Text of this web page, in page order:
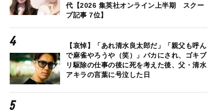
代【2026 集英社オンライン上半期 スクー
プ記事 7位】
【哀悼】「あれ清水良太郎だ」「親父も呼ん
で麻雀やろうや（笑）」バカにされ、ゴキブ
リ駆除の仕事の後に死を考えた後、父・清水
アキラの言葉に号泣した日